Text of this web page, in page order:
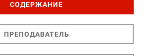
СОДЕРЖАНИЕ
ПРЕПОДАВАТЕЛЬ